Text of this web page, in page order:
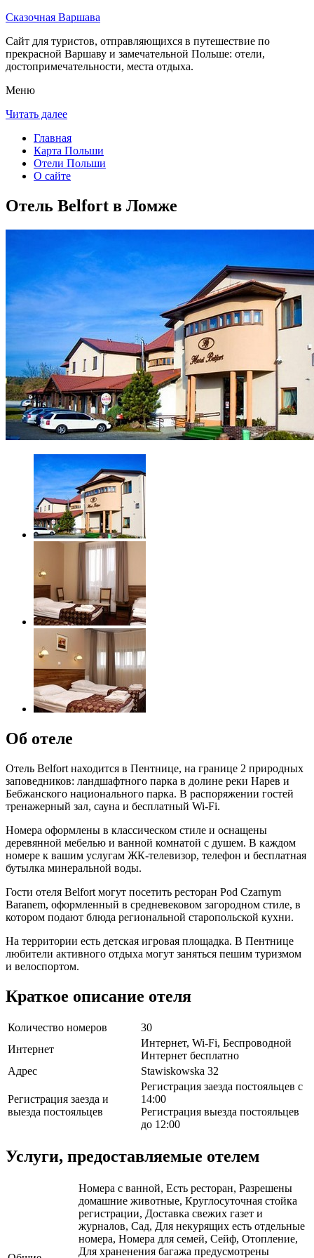
Сказочная Варшава
Сайт для туристов, отправляющихся в путешествие по
прекрасной Варшаву и замечательной Польше: отели,
достопримечательности, места отдыха.
Меню
Читать далее
Главная
Карта Польши
Отели Польши
О сайте
Отель Belfort в Ломже
Об отеле
Отель Belfort находится в Пентнице, на границе 2 природных
заповедников: ландшафтного парка в долине реки Нарев и
Бебжанского национального парка. В распоряжении гостей
тренажерный зал, сауна и бесплатный Wi-Fi.
Номера оформлены в классическом стиле и оснащены
деревянной мебелью и ванной комнатой с душем. В каждом
номере к вашим услугам ЖК-телевизор, телефон и бесплатная
бутылка минеральной воды.
Гости отеля Belfort могут посетить ресторан Pod Czarnym
Baranem, оформленный в средневековом загородном стиле, в
котором подают блюда региональной старопольской кухни.
На территории есть детская игровая площадка. В Пентнице
любители активного отдыха могут заняться пешим туризмом
и велоспортом.
Краткое описание отеля
Количество номеров
30
Интернет
Интернет, Wi-Fi, Беспроводной
Интернет бесплатно
Адрес
Stawiskowska 32
Регистрация заезда и
выезда постояльцев
Регистрация заезда постояльцев с
14:00
Регистрация выезда постояльцев
до 12:00
Услуги, предоставляемые отелем
Номера с ванной, Есть ресторан, Разрешены
домашние животные, Круглосуточная стойка
регистрации, Доставка свежих газет и
журналов, Сад, Для некурящих есть отдельные
номера, Номера для семей, Сейф, Отопление,
Для храненения багажа предусмотрены